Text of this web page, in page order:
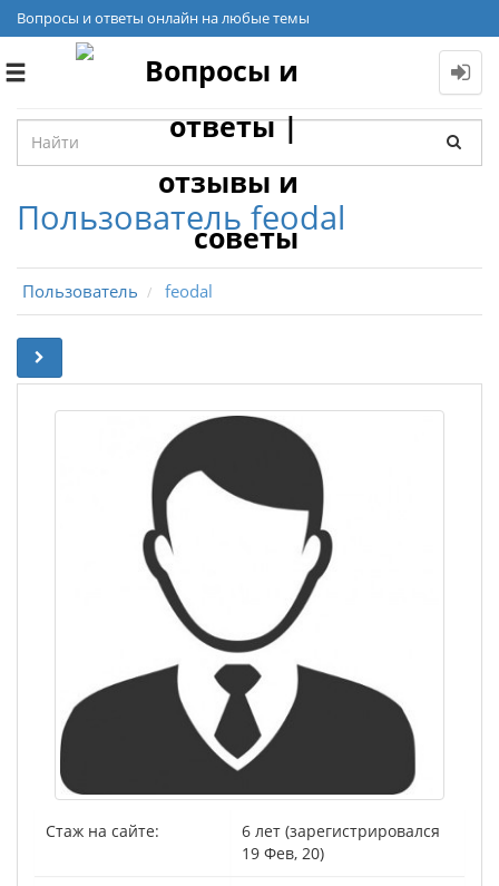
Вопросы и ответы онлайн на любые темы
Toggle
Пользователь feodal
Пользователь feodal
Стаж на сайте:
6 лет (зарегистрировался
19 Фев, 20)